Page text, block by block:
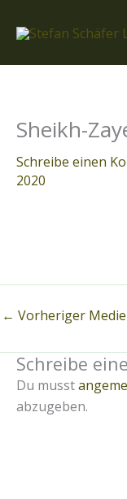
Inhalt
Sheikh-
Schreibe einen
2020
← Vorheriger
Schreibe
Du musst
abzugeben.